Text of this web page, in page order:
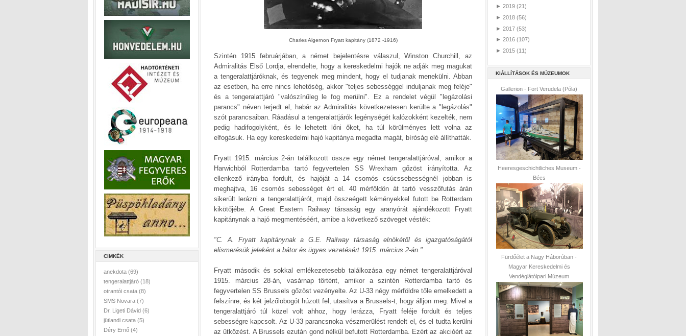
CIMKÉK
anekdota (69)
tengeralattjáró (18)
otrantói csata (8)
SMS Novara (7)
Dr. Ligeti Dávid (6)
jütlandi csata (5)
Déry Ernő (4)
Charles Algernon Fryatt kapitány (1872 -1916)
Szintén 1915 februárjában, a német bejelentésre válaszul, Winston Churchill, az
Admiralitás Első Lordja, elrendelte, hogy a kereskedelmi hajók ne adják meg magukat
a tengeralattjáróknak, és tegyenek meg mindent, hogy el tudjanak menekülni. Abban
az esetben, ha erre nincs lehetőség, akkor "teljes sebességgel induljanak meg feléje"
és a tengeralattjáró "valószínűleg le fog merülni". Ez a rendelet végül "legázolási
parancs" néven terjedt el, habár az Admiralitás következetesen kerülte a "legázolás"
szót parancsaiban. Ráadásul a tengeralattjárók legénységét kalózokként kezelték, nem
pedig hadifogolyként, és le lehetett lőni őket, ha túl körülményes lett volna az
elfogásuk. Ha egy kereskedelmi hajó kapitánya megadta magát, bíróság elé állíthatták.
Fryatt 1915. március 2-án találkozott össze egy német tengeralattjáróval, amikor a
Harwichból Rotterdamba tartó fegyvertelen SS Wrexham gőzöst irányította. Az
ellenkező irányba fordult, és hajóját a 14 csomós csúcssebességnél jobban is
meghajtva, 16 csomós sebességet ért el. 40 mérföldön át tartó vesszőfutás árán
sikerült lerázni a tengeralattjárót, majd összeégett kéményekkel futott be Rotterdam
kikötőjébe. A Great Eastern Railway társaság egy aranyórát ajándékozott Fryatt
kapitánynak a hajó megmentéséért, amibe a következő szöveget vésték:
"C. A. Fryatt kapitánynak a G.E. Railway társaság elnökétől és igazgatóságától
elismerésük jeleként a bátor és ügyes vezetésért 1915. március 2-án."
Fryatt második és sokkal emlékezetesebb találkozása egy német tengeralattjáróval
1915. március 28-án, vasárnap történt, amikor a szintén Rotterdamba tartó és
fegyvertelen SS Brussels gőzöst vezényelte. Az U-33 négy mérföldre tőle emelkedett a
felszínre, és két jelzőlobogót húzott fel, utasítva a Brussels-t, hogy álljon meg. Mivel a
tengeralattjáró túl közel volt ahhoz, hogy lerázza, Fryatt feléje fordult és teljes
sebességre kapcsolt. Az U-33 parancsnoka vészmerülést rendelt el, és el tudta kerülni
az ütközést. A Brussels ezután gond nélkül befutott Rotterdamba. Ezért az akcióért az
► 2019 (21)
► 2018 (56)
► 2017 (53)
► 2016 (107)
► 2015 (11)
KIÁLLÍTÁSOK ÉS MÚZEUMOK
Gallerion - Fort Verudela (Póla)
Heeresgeschichtliches Museum -
Bécs
Fürdőélet a Nagy Háborúban -
Magyar Kereskedelmi és
Vendéglátóipari Múzeum